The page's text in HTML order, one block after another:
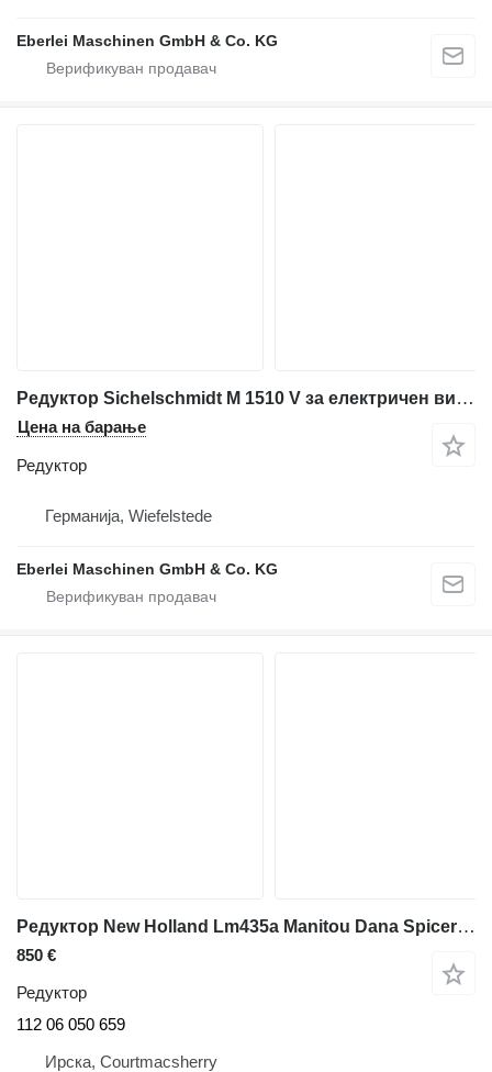
Eberlei Maschinen GmbH & Co. KG
Редуктор Sichelschmidt M 1510 V за електричен вилушкар
Цена на барање
Редуктор
Германија, Wiefelstede
Eberlei Maschinen GmbH & Co. KG
Редуктор New Holland Lm435a Manitou Dana Spicer Hat, Hub Gear Carrier 85824862, 212.0 112 06 050 659 за телескопски натоварувач New Holland Lm435a
850 €
Редуктор
112 06 050 659
Ирска, Courtmacsherry